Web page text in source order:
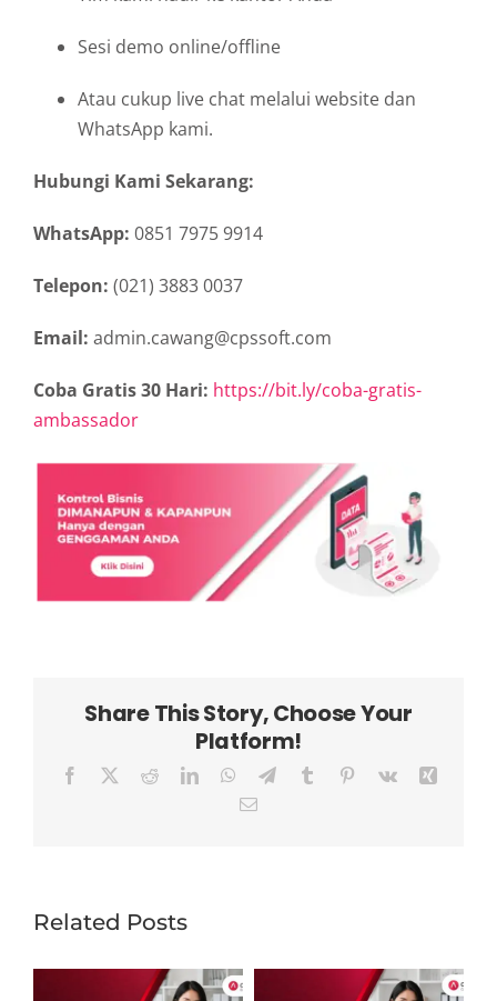
Sesi demo online/offline
Atau cukup live chat melalui website dan
WhatsApp kami.
Hubungi Kami Sekarang:
WhatsApp: 0851 7975 9914
Telepon: (021) 3883 0037
Email: admin.cawang@cpssoft.com
Coba Gratis 30 Hari: https://bit.ly/coba-gratis-
ambassador
Share This Story, Choose Your
Platform!
Facebook RedditLinkedInWhatsApp
TelegramTumblr Pinterest
Vk
Xing
Email
Related Posts